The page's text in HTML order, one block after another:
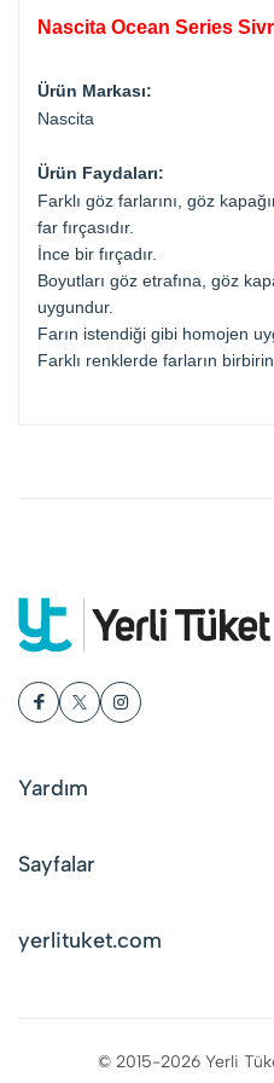
Nascita Ocean Series Sivri
Ürün Markası:
Nascita
Ürün Faydaları:
Farklı göz farlarını, göz
far fırçasıdır.
İnce bir fırçadır.
Boyutları göz etrafına, göz
uygundur.
Farın istendiği gibi homojen
Farklı renklerde farların
Yardım
Sayfalar
yerlituket.com
© 2015-2026 Yerli